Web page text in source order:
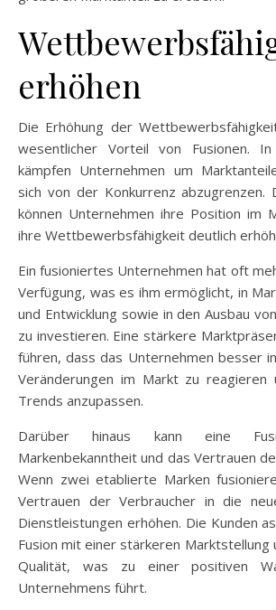
erhöhen
Die Erhöhung der
wesentlicher Vorteil von Fusionen. In
kämpfen Unternehmen um
sich von der Konkurrenz abzugrenzen.
können Unternehmen ihre Position im
ihre Wettbewerbsfähigkeit deutlich
Ein fusioniertes Unternehmen hat oft
Verfügung, was es ihm ermöglicht, in
und Entwicklung sowie in den Ausbau
zu investieren. Eine stärkere
führen, dass das Unternehmen besser
Veränderungen im Markt zu reagieren
Trends anzupassen.
Darüber hinaus kann eine
Markenbekanntheit und das Vertrauen
Wenn zwei etablierte Marken
Vertrauen der Verbraucher in die
Dienstleistungen erhöhen. Die Kunden
Fusion mit einer stärkeren Marktstellung
Qualität, was zu einer positiven
Unternehmens führt.